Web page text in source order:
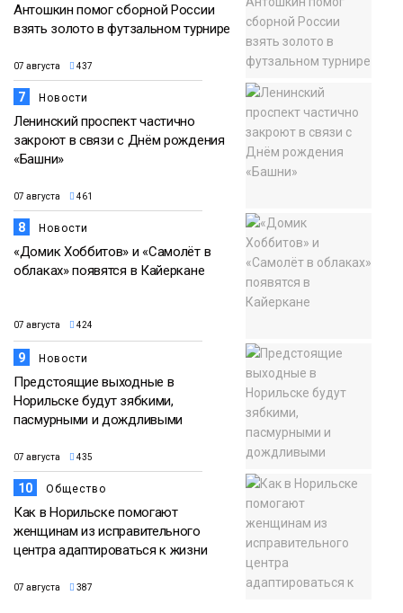
Антошкин помог сборной России
взять золото в футзальном турнире
07 августа 437
7 Новости
Ленинский проспект частично
закроют в связи с Днём рождения
«Башни»
07 августа 461
8 Новости
«Домик Хоббитов» и «Самолёт в
облаках» появятся в Кайеркане
07 августа 424
9 Новости
Предстоящие выходные в
Норильске будут зябкими,
пасмурными и дождливыми
07 августа 435
10 Общество
Как в Норильске помогают
женщинам из исправительного
центра адаптироваться к жизни
07 августа 387